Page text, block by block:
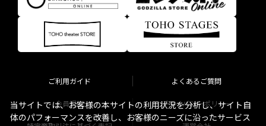
ご利用ガイド よくあるご質問
会員規約 プライバシーポリシー
当サイトでは、お客様の本サイトの利用状況を分析し、サイト自
体のパフォーマンスを改善し、お客様のニーズに沿ったサービス